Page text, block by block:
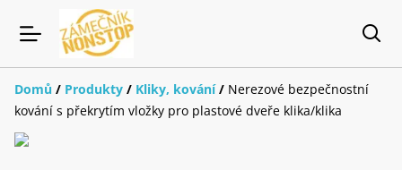
Domů / Produkty / Kliky, kování / Nerezové bezpečnostní
kování s překrytím vložky pro plastové dveře klika/klika